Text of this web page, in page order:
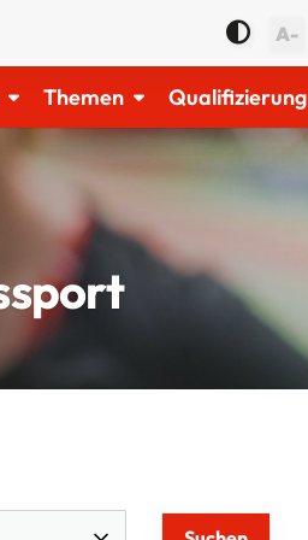
A-
Themen Qualifizierung